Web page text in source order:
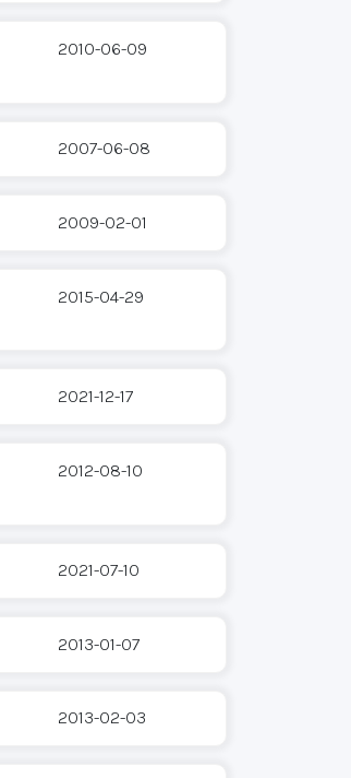
2010-06-09
2007-06-08
2009-02-01
2015-04-29
2021-12-17
2012-08-10
2021-07-10
2013-01-07
2013-02-03